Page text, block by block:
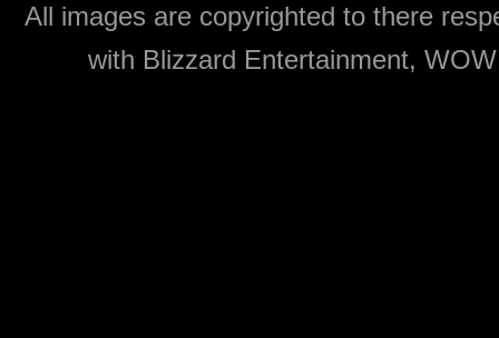
All images are copyrighted to there
with Blizzard Entertainment,